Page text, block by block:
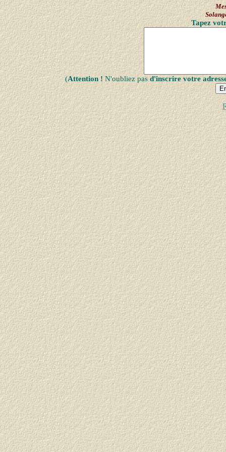
Tapez
(Attention !N'oubliez pas d'inscrire votre